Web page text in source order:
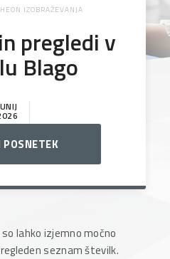
IZOBRAŽEVANJA
pregledi v
Blago
POSNETEK
lahko izjemno močno
seznam številk.